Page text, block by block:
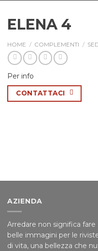
ELENA 4
HOME / COMPLEMENTI /
Per info
CONTATTACI
AZIENDA
Arredare non significa
belle immagini per le
di vita, una bellezza che